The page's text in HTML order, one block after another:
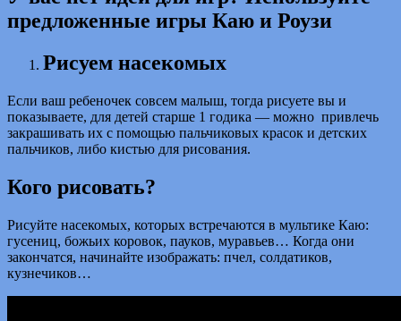
предложенные игры Каю и Роузи
Рисуем насекомых
Если ваш ребеночек совсем малыш, тогда рисуете вы и
показываете, для детей старше 1 годика — можно привлечь
закрашивать их с помощью пальчиковых красок и детских
пальчиков, либо кистью для рисования.
Кого рисовать?
Рисуйте насекомых, которых встречаются в мультике Каю:
гусениц, божьих коровок, пауков, муравьев… Когда они
закончатся, начинайте изображать: пчел, солдатиков,
кузнечиков…